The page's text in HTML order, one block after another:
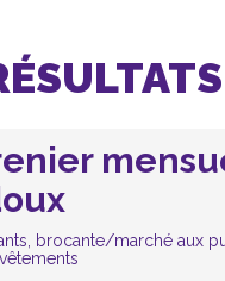
brocante/marché aux